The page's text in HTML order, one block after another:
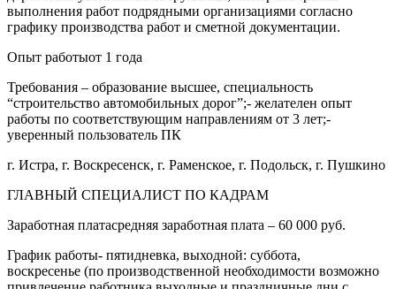
выполнения работ подрядными организациями согласно
графику производства работ и сметной документации.
Опыт работыот 1 года
Требования – образование высшее, специальность
“строительство автомобильных дорог”;- желателен опыт
работы по соответствующим направлениям от 3 лет;-
уверенный пользователь ПК
г. Истра, г. Воскресенск, г. Раменское, г. Подольск, г. Пушкино
ГЛАВНЫЙ СПЕЦИАЛИСТ ПО КАДРАМ
Заработная платасредняя заработная плата – 60 000 руб.
График работы- пятидневка, выходной: суббота,
воскресенье (по производственной необходимости возможно